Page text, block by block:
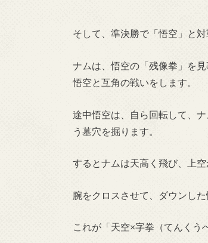
そして、準決勝で「悟空」と対
ナムは、悟空の「残像拳」を
悟空と互角の戦いをします。
途中悟空は、自ら回転して、
う墓穴を掘ります。
するとナムは天高く飛び、上空
腕をクロスさせて、ダウンし
これが「天空×字拳（てんくう